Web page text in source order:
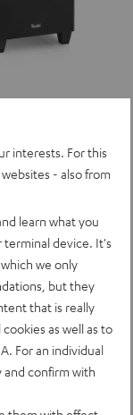
interests. For this
- also from
learn what you
device. It's
we only
but they
that is really
as well as to
For an individual
and confirm with